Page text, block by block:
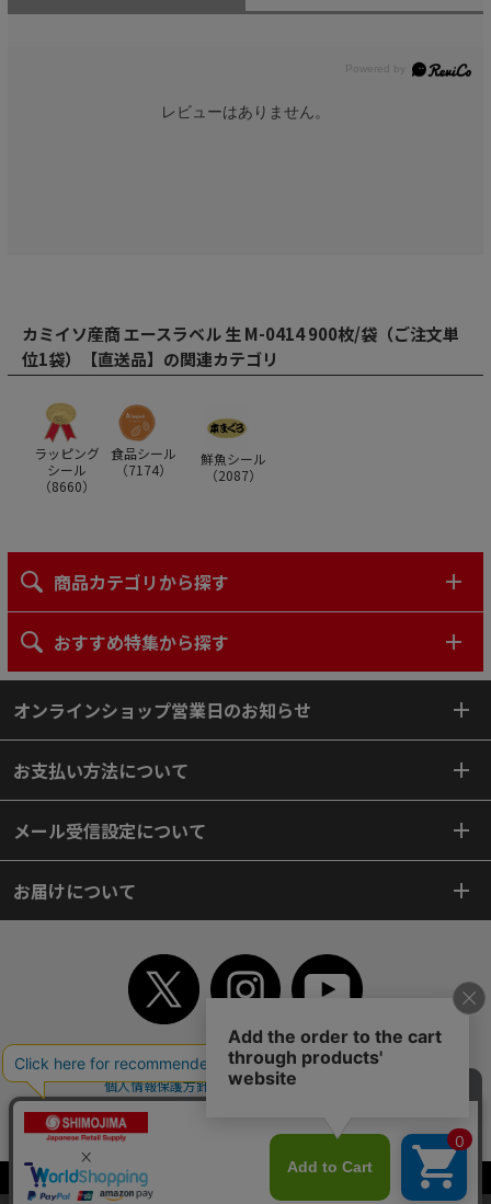
当サイトはクッキー（Cookie）を使用しています。Cookieの使用に同意いた
レビューはありません。
カミイソ産商 エースラベル 生 M-0414 900枚/袋（ご注文単
位1袋）【直送品】の関連カテゴリ
ラッピング
シール
（8660）
食品シール
（7174）
鮮魚シール
（2087）
商品カテゴリから探す
おすすめ特集から探す
オンラインショップ営業日のお知らせ
お支払い方法について
メール受信設定について
お届けについて
TOP 初めてご利用のお客様へ ご利用案内
ご利用規約
個人情報保護方針
特定商取引法
よくあるご質問
お問い合わせ
サイトマップ
Copyright© 2018 SHIMOJIMA Co.,Ltd. All Rights Reserved.